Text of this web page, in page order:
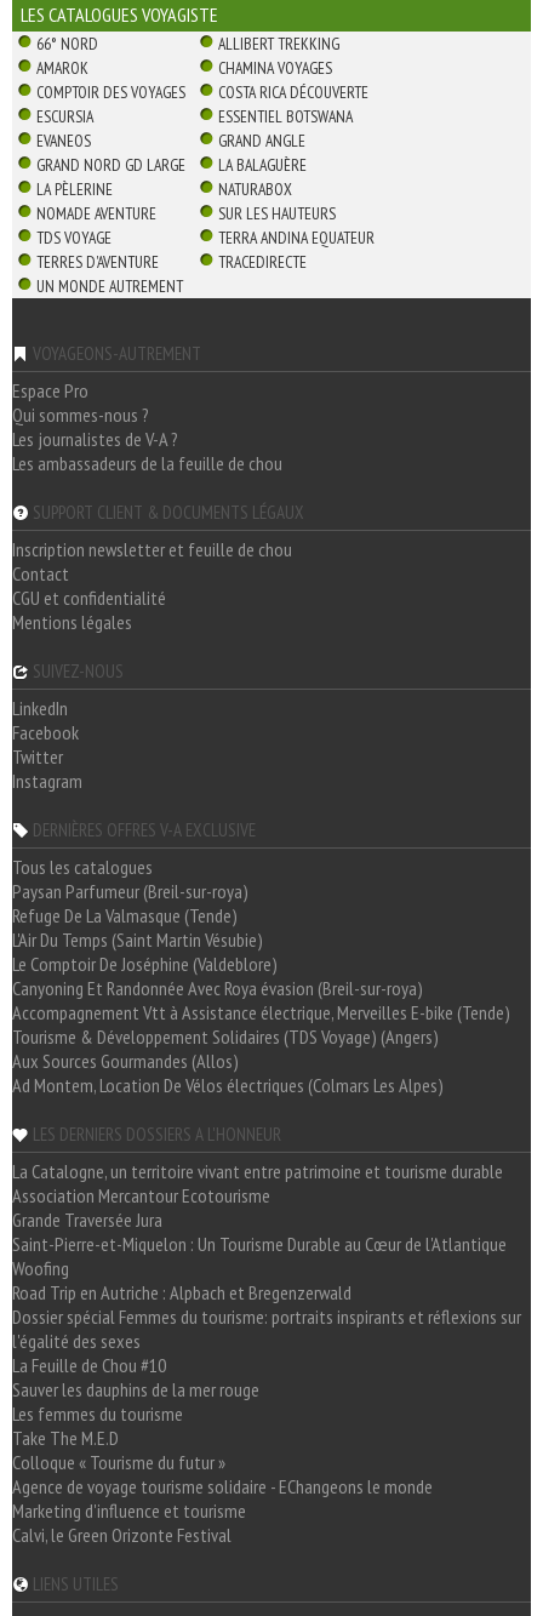
LES CATALOGUES VOYAGISTE
66° NORD
ALLIBERT TREKKING
AMAROK
CHAMINA VOYAGES
COMPTOIR DES VOYAGES
COSTA RICA DÉCOUVERTE
ESCURSIA
ESSENTIEL BOTSWANA
EVANEOS
GRAND ANGLE
GRAND NORD GD LARGE
LA BALAGUÈRE
LA PÈLERINE
NATURABOX
NOMADE AVENTURE
SUR LES HAUTEURS
TDS VOYAGE
TERRA ANDINA EQUATEUR
TERRES D'AVENTURE
TRACEDIRECTE
UN MONDE AUTREMENT
VOYAGEONS-AUTREMENT
Espace Pro
Qui sommes-nous ?
Les journalistes de V-A ?
Les ambassadeurs de la feuille de chou
SUPPORT CLIENT & DOCUMENTS LÉGAUX
Inscription newsletter et feuille de chou
Contact
CGU et confidentialité
Mentions légales
SUIVEZ-NOUS
LinkedIn
Facebook
Twitter
Instagram
DERNIÈRES OFFRES V-A EXCLUSIVE
Tous les catalogues
Paysan Parfumeur (Breil-sur-roya)
Refuge De La Valmasque (Tende)
L'Air Du Temps (Saint Martin Vésubie)
Le Comptoir De Joséphine (Valdeblore)
Canyoning Et Randonnée Avec Roya évasion (Breil-sur-roya)
Accompagnement Vtt à Assistance électrique, Merveilles E-bike (Tende)
Tourisme & Développement Solidaires (TDS Voyage) (Angers)
Aux Sources Gourmandes (Allos)
Ad Montem, Location De Vélos électriques (Colmars Les Alpes)
LES DERNIERS DOSSIERS A L'HONNEUR
La Catalogne, un territoire vivant entre patrimoine et tourisme durable
Association Mercantour Ecotourisme
Grande Traversée Jura
Saint-Pierre-et-Miquelon : Un Tourisme Durable au Cœur de l'Atlantique
Woofing
Road Trip en Autriche : Alpbach et Bregenzerwald
Dossier spécial Femmes du tourisme: portraits inspirants et réflexions sur
l'égalité des sexes
La Feuille de Chou #10
Sauver les dauphins de la mer rouge
Les femmes du tourisme
Take The M.E.D
Colloque « Tourisme du futur »
Agence de voyage tourisme solidaire - EChangeons le monde
Marketing d'influence et tourisme
Calvi, le Green Orizonte Festival
LIENS UTILES